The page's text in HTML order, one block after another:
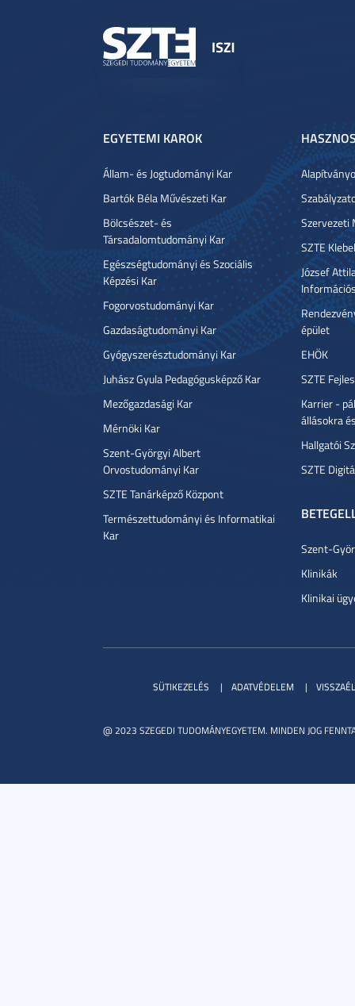
EGYETEMI KAROK
Állam- és Jogtudományi Kar
Bartók Béla Művészeti Kar
Bölcsészet- és
Társadalomtudományi Kar
Egészségtudományi és Szociális
Képzési Kar
Fogorvostudományi Kar
Gazdaságtudományi Kar
Gyógyszerésztudományi Kar
Juhász Gyula Pedagógusképző Kar
Mezőgazdasági Kar
Mérnöki Kar
Szent-Györgyi Albert
Orvostudományi Kar
SZTE Tanárképző Központ
Természettudományi és Informatikai
Kar
Szervezeti
SZTE
József
épület
EHÖK
SZTE
Karrier -
állásokra
Hallgatói
SZTE
Szent-
Klinikák
Klinikai
@ 2023 SZEGEDI TUDOMÁNYEGYETEM. MINDEN JOG
SÜTIKEZELÉS ADATVÉDELEM